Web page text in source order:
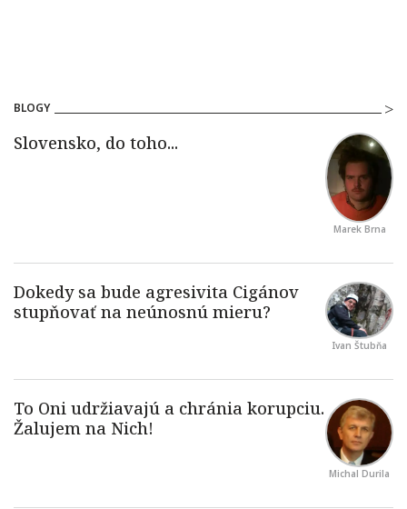
BLOGY
Marek Brna
Ivan Štubňa
Michal Durila